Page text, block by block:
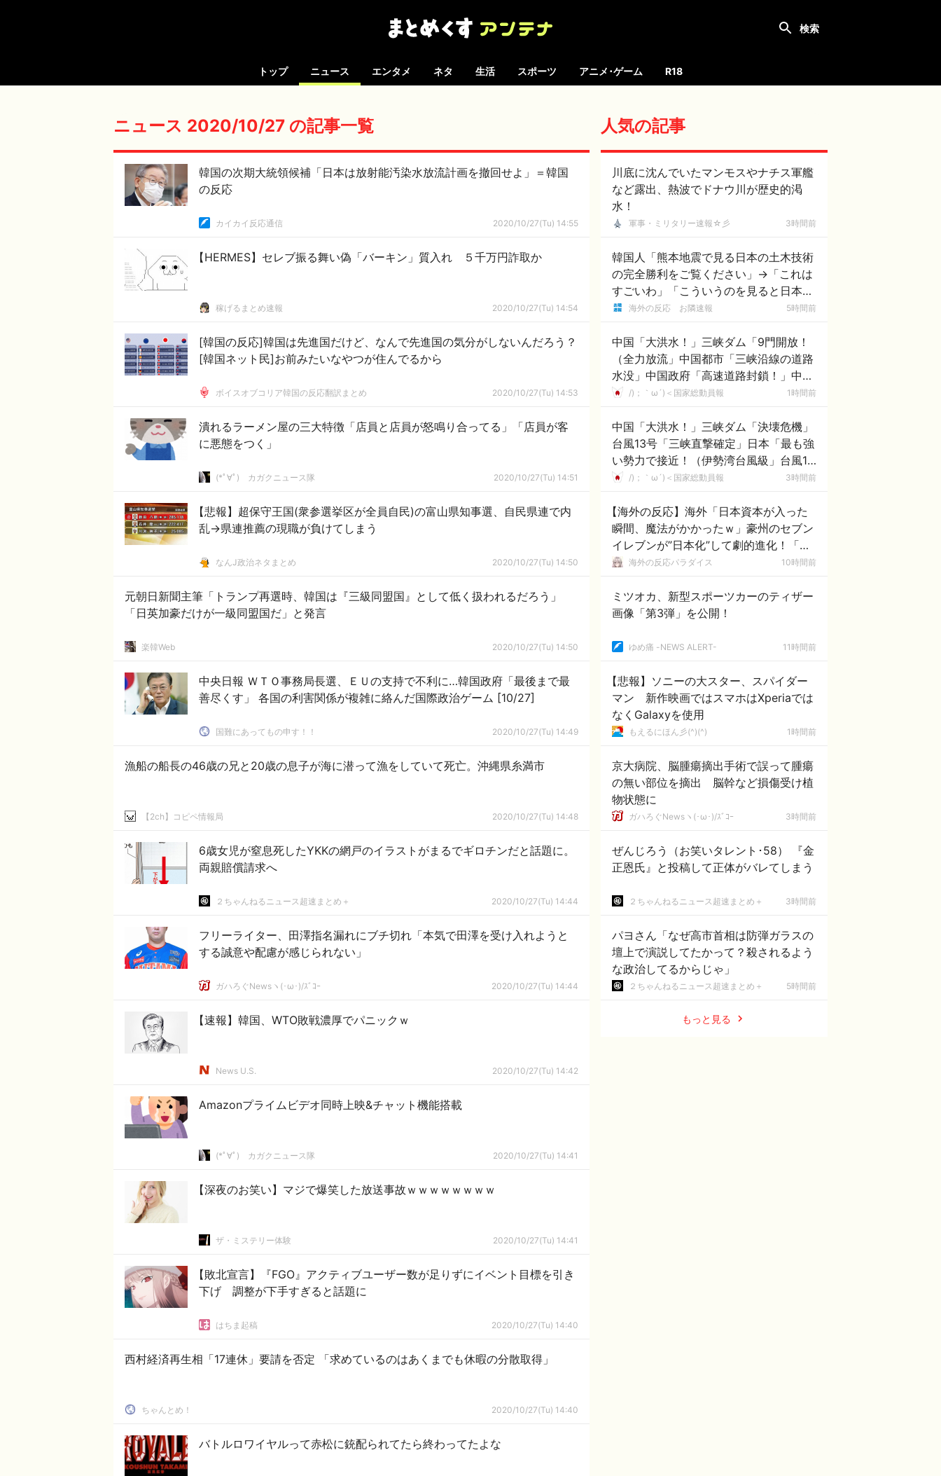
トップ ニュース エンタメ ネタ 生活 スポーツ アニメ･ゲーム R18
ニュース 2020/10/27 の記事一覧
韓国の次期大統領候補「日本は放射能汚染水放流計画を撤回せよ」＝韓国
の反応
カイカイ反応通信 2020/10/27(Tu) 14:55
【HERMES】セレブ振る舞い偽「バーキン」質入れ ５千万円詐取か
稼げるまとめ速報 2020/10/27(Tu) 14:54
[韓国の反応]韓国は先進国だけど、なんで先進国の気分がしないんだろう？
[韓国ネット民]お前みたいなやつが住んでるから
ボイスオブコリア韓国の反応翻訳まとめ 2020/10/27(Tu) 14:53
潰れるラーメン屋の三大特徴「店員と店員が怒鳴り合ってる」「店員が客
に悪態をつく」
(*ﾟ∀ﾟ)ゞカガクニュース隊 2020/10/27(Tu) 14:51
【悲報】超保守王国(衆参選挙区が全員自民)の富山県知事選、自民県連で内
乱→県連推薦の現職が負けてしまう
なんJ政治ネタまとめ 2020/10/27(Tu) 14:50
元朝日新聞主筆「トランプ再選時、韓国は『三級同盟国』として低く扱われるだろう」
「日英加豪だけが一級同盟国だ」と発言
楽韓Web 2020/10/27(Tu) 14:50
中央日報 ＷＴＯ事務局長選、ＥＵの支持で不利に…韓国政府「最後まで最
善尽くす」 各国の利害関係が複雑に絡んだ国際政治ゲーム [10/27]
国難にあってもの申す！！ 2020/10/27(Tu) 14:49
漁船の船長の46歳の兄と20歳の息子が海に潜って漁をしていて死亡。沖縄県糸満市
【2ch】コピペ情報局 2020/10/27(Tu) 14:48
6歳女児が窒息死したYKKの網戸のイラストがまるでギロチンだと話題に。
両親賠償請求へ
２ちゃんねるニュース超速まとめ＋ 2020/10/27(Tu) 14:44
フリーライター、田澤指名漏れにブチ切れ「本気で田澤を受け入れようと
する誠意や配慮が感じられない」
ガハろぐNewsヽ(･ω･)/ｽﾞｺｰ 2020/10/27(Tu) 14:44
【速報】韓国、WTO敗戦濃厚でパニックｗ
News U.S. 2020/10/27(Tu) 14:42
Amazonプライムビデオ同時上映&チャット機能搭載
(*ﾟ∀ﾟ)ゞカガクニュース隊 2020/10/27(Tu) 14:41
【深夜のお笑い】マジで爆笑した放送事故ｗｗｗｗｗｗｗｗ
ザ・ミステリー体験 2020/10/27(Tu) 14:41
【敗北宣言】『FGO』アクティブユーザー数が足りずにイベント目標を引き
下げ 調整が下手すぎると話題に
はちま起稿 2020/10/27(Tu) 14:40
西村経済再生相「17連休」要請を否定 「求めているのはあくまでも休暇の分散取得」
ちゃんとめ！ 2020/10/27(Tu) 14:40
バトルロワイヤルって赤松に銃配られてたら終わってたよな
人気の記事
川底に沈んでいたマンモスやナチス軍艦
など露出、熱波でドナウ川が歴史的渇
水！
軍事・ミリタリー速報☆彡 3時間前
韓国人「熊本地震で見る日本の土木技術
の完全勝利をご覧ください」→「これは
すごいわ」「こういうのを見ると日本人
は何か適当に作る感じがしない・・・」
海外の反応 お隣速報 5時間前
中国「大洪水！」三峡ダム「9門開放！
（全力放流」中国都市「三峡沿線の道路
水没」中国政府「高速道路封鎖！」中国
ダム「緊急放流に合わせて開門（土砂崩
/)；｀ω´)＜国家総動員報 1時間前
中国「大洪水！」三峡ダム「決壊危機」
台風13号「三峡直撃確定」日本「最も強
い勢力で接近！（伊勢湾台風級」台風13
号と15号「中国本土でぶつかり合う（前
/)；｀ω´)＜国家総動員報 3時間前
【海外の反応】海外「日本資本が入った
瞬間、魔法がかかったｗ」豪州のセブン
イレブンが”日本化”して劇的進化！「お
にぎりとたまごサンドが食べられるなん
海外の反応パラダイス 10時間前
ミツオカ、新型スポーツカーのティザー
画像「第3弾」を公開！
ゆめ痛 -NEWS ALERT- 11時間前
【悲報】ソニーの大スター、スパイダー
マン 新作映画ではスマホはXperiaでは
なくGalaxyを使用
もえるにほん彡(^)(^) 1時間前
京大病院、脳腫瘍摘出手術で誤って腫瘍
の無い部位を摘出 脳幹など損傷受け植
物状態に
ガハろぐNewsヽ(･ω･)/ｽﾞｺｰ 3時間前
ぜんじろう（お笑いタレント･58） 『金
正恩氏』と投稿して正体がバレてしまう
２ちゃんねるニュース超速まとめ＋ 3時間前
パヨさん「なぜ高市首相は防弾ガラスの
壇上で演説してたかって？殺されるよう
な政治してるからじゃ」
２ちゃんねるニュース超速まとめ＋ 5時間前
もっと見る